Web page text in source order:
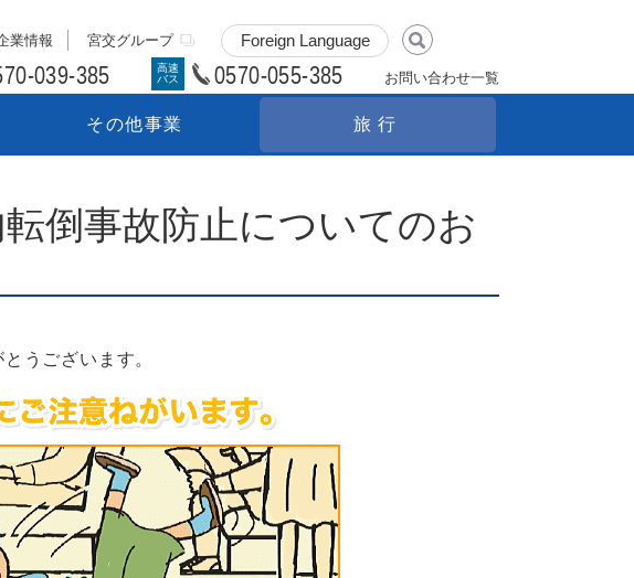
業情報 宮交グループ
039-385
高速
バス
0570-055-385 お問い合わせ一覧
その他事業 旅行
倒事故防止についてのお
うございます。